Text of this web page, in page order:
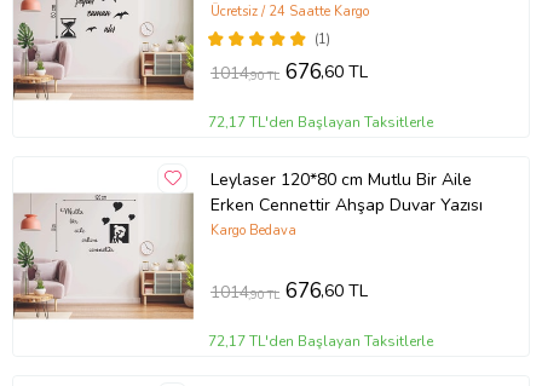
(1)
Ücretsiz / 24 Saatte Kargo
1014,90 TL 676,60 TL
72,17 TL'den Başlayan Taksitlerle
Leylaser 120*80 cm Mutlu Bir Aile
Erken Cennettir Ahşap Duvar Yazısı
Kargo Bedava
1014,90 TL 676,60 TL
72,17 TL'den Başlayan Taksitlerle